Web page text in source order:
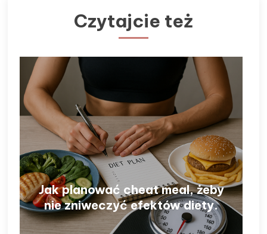
Czytajcie też
Jak planować cheat meal, żeby
nie zniweczyć efektów diety.